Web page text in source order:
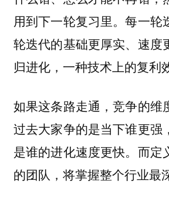
用到下一轮复习里。每一轮
轮迭代的基础更厚实、速度
归进化，一种技术上的复利
如果这条路走通，竞争的维
过去大家争的是当下谁更强
是谁的进化速度更快。而定
的团队，将掌握整个行业最